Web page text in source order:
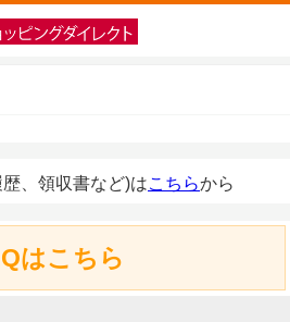
、領収書など)はこちらから
はこちら